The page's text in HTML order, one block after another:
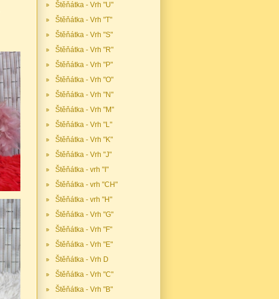
Štěňátka - Vrh "U"
Štěňátka - Vrh "T"
Štěňátka - Vrh "S"
Štěňátka - Vrh "R"
Štěňátka - Vrh "P"
Štěňátka - Vrh "O"
Štěňátka - Vrh "N"
Štěňátka - Vrh "M"
Štěňátka - Vrh "L"
Štěňátka - Vrh "K"
Štěňátka - Vrh "J"
Štěňátka - vrh "I"
Štěňátka - vrh "CH"
Štěňátka - vrh "H"
Štěňátka - Vrh "G"
Štěňátka - Vrh "F"
Štěňátka - Vrh "E"
Štěňátka - Vrh D
Štěňátka - Vrh "C"
Štěňátka - Vrh "B"